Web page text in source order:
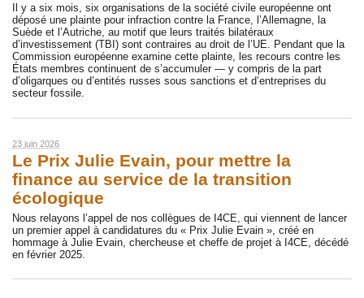
Il y a six mois, six organisations de la société civile européenne ont
déposé une plainte pour infraction contre la France, l’Allemagne, la
Suède et l’Autriche, au motif que leurs traités bilatéraux
d’investissement (TBI) sont contraires au droit de l’UE. Pendant que la
Commission européenne examine cette plainte, les recours contre les
États membres continuent de s’accumuler — y compris de la part
d’oligarques ou d’entités russes sous sanctions et d’entreprises du
secteur fossile.
23 juin 2026
Le Prix Julie Evain, pour mettre la
finance au service de la transition
écologique
Nous relayons l’appel de nos collègues de I4CE, qui viennent de lancer
un premier appel à candidatures du « Prix Julie Evain », créé en
hommage à Julie Evain, chercheuse et cheffe de projet à I4CE, décédé
en février 2025.